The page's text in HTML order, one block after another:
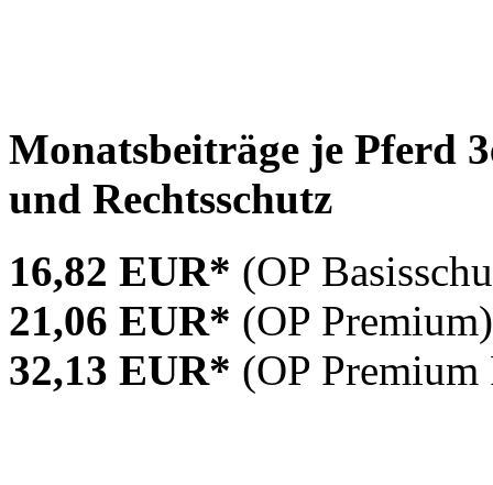
Monatsbeiträge je Pferd
und Rechtsschutz
16,82 EUR* (OP
21,06 EUR* (OP Premium)
32,13 EUR* (OP Premium